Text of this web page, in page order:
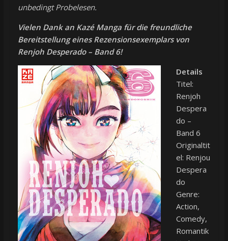
unbedingt Probelesen.
Vielen Dank an Kazé Manga für die freundliche
Bereitstellung eines Rezensionsexemplars von
Renjoh Desperado – Band 6!
Details
Titel:
Renjoh
Despera
do –
Band 6
Originaltit
el: Renjou
Despera
do
Genre:
Action,
Comedy,
Romantik